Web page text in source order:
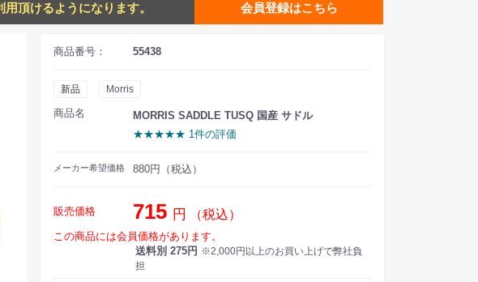
頂けるようになります。 会員登録はこちら
商品番号： 55438
新品 Morris
商品名
MORRIS SADDLE TUSQ 国産 サドル
★★★★★ 1件の評価
メーカー希望価格 880円（税込）
販売価格 715 円 （税込）
この商品には会員価格があります。
送料別 275円 ※2,000円以上のお買い上げで弊社負
担